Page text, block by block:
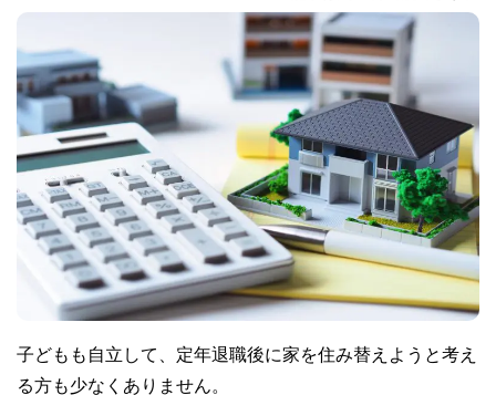
子どもも自立して、定年退職後に家を住み替えようと考え
る方も少なくありません。